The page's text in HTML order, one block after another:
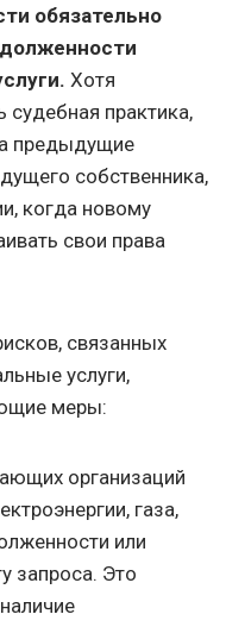
обязательно
Хотя
практика,
предыдущие
собственника,
когда новому
свои права
связанных
услуги,
меры:
организаций
газа,
или
запроса. Это